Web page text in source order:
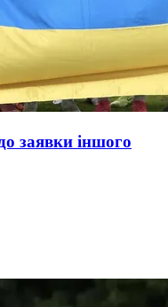
заявки іншого